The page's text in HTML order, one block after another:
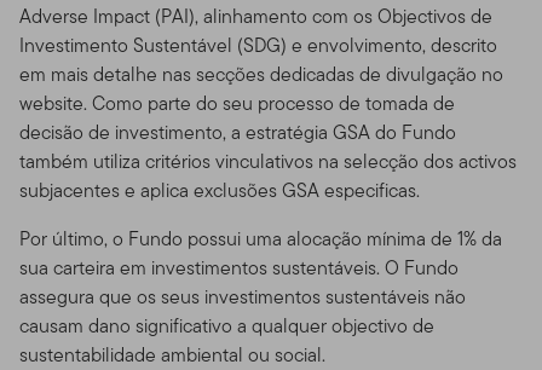
Adverse Impact (PAI), alinhamento com os Objectivos de
Investimento Sustentável (SDG) e envolvimento, descrito
em mais detalhe nas secções dedicadas de divulgação no
website. Como parte do seu processo de tomada de
decisão de investimento, a estratégia GSA do Fundo
também utiliza critérios vinculativos na selecção dos activos
subjacentes e aplica exclusões GSA especificas.
Por último, o Fundo possui uma alocação mínima de 1% da
sua carteira em investimentos sustentáveis. O Fundo
assegura que os seus investimentos sustentáveis não
causam dano significativo a qualquer objectivo de
sustentabilidade ambiental ou social.